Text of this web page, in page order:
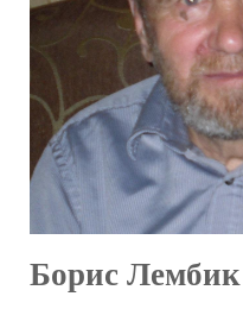
Борис Лембик